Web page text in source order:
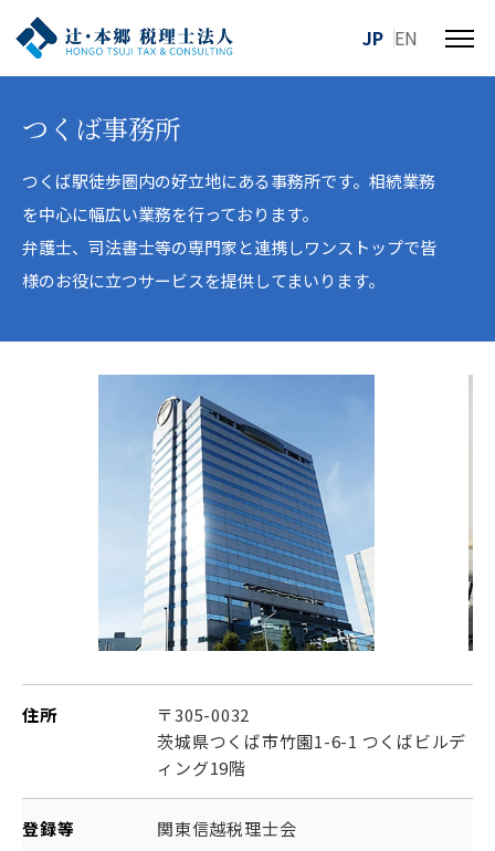
JP EN
メ
ニ
つくば事務所
つくば駅徒歩圏内の好立地にある事務所です。相続業務
を中心に幅広い業務を行っております。
弁護士、司法書士等の専門家と連携しワンストップで皆
様のお役に立つサービスを提供してまいります。
住所
〒305-0032
茨城県つくば市竹園1-6-1 つくばビルデ
ィング19階
登録等 関東信越税理士会